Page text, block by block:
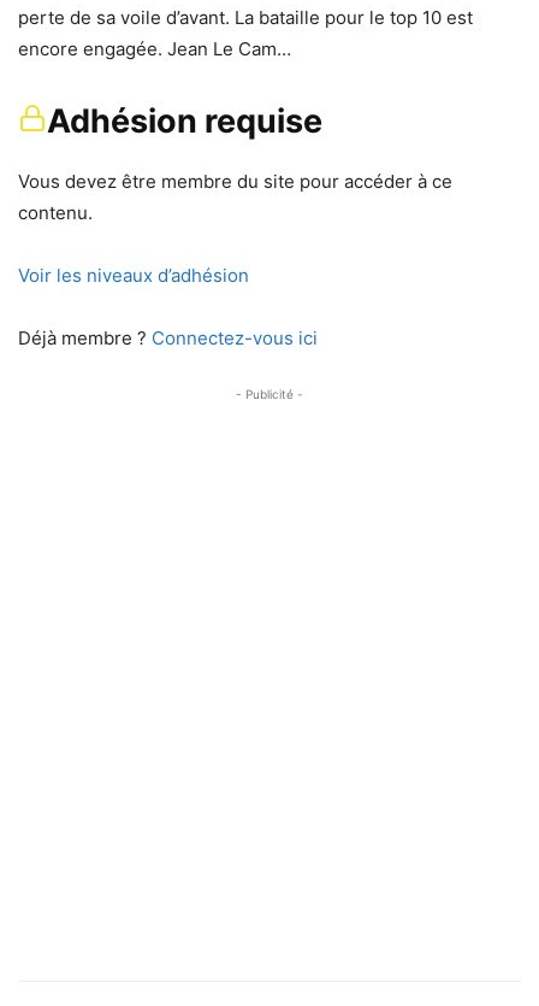
perte de sa voile d’avant. La bataille pour le top 10 est
encore engagée. Jean Le Cam…
Adhésion requise
Vous devez être membre du site pour accéder à ce
contenu.
Voir les niveaux d’adhésion
Déjà membre ? Connectez-vous ici
- Publicité -